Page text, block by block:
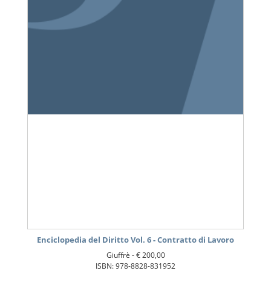
Enciclopedia del Diritto Vol. 6 - Contratto di Lavoro
Giuffrè -€ 200,00
ISBN: 978-8828-831952